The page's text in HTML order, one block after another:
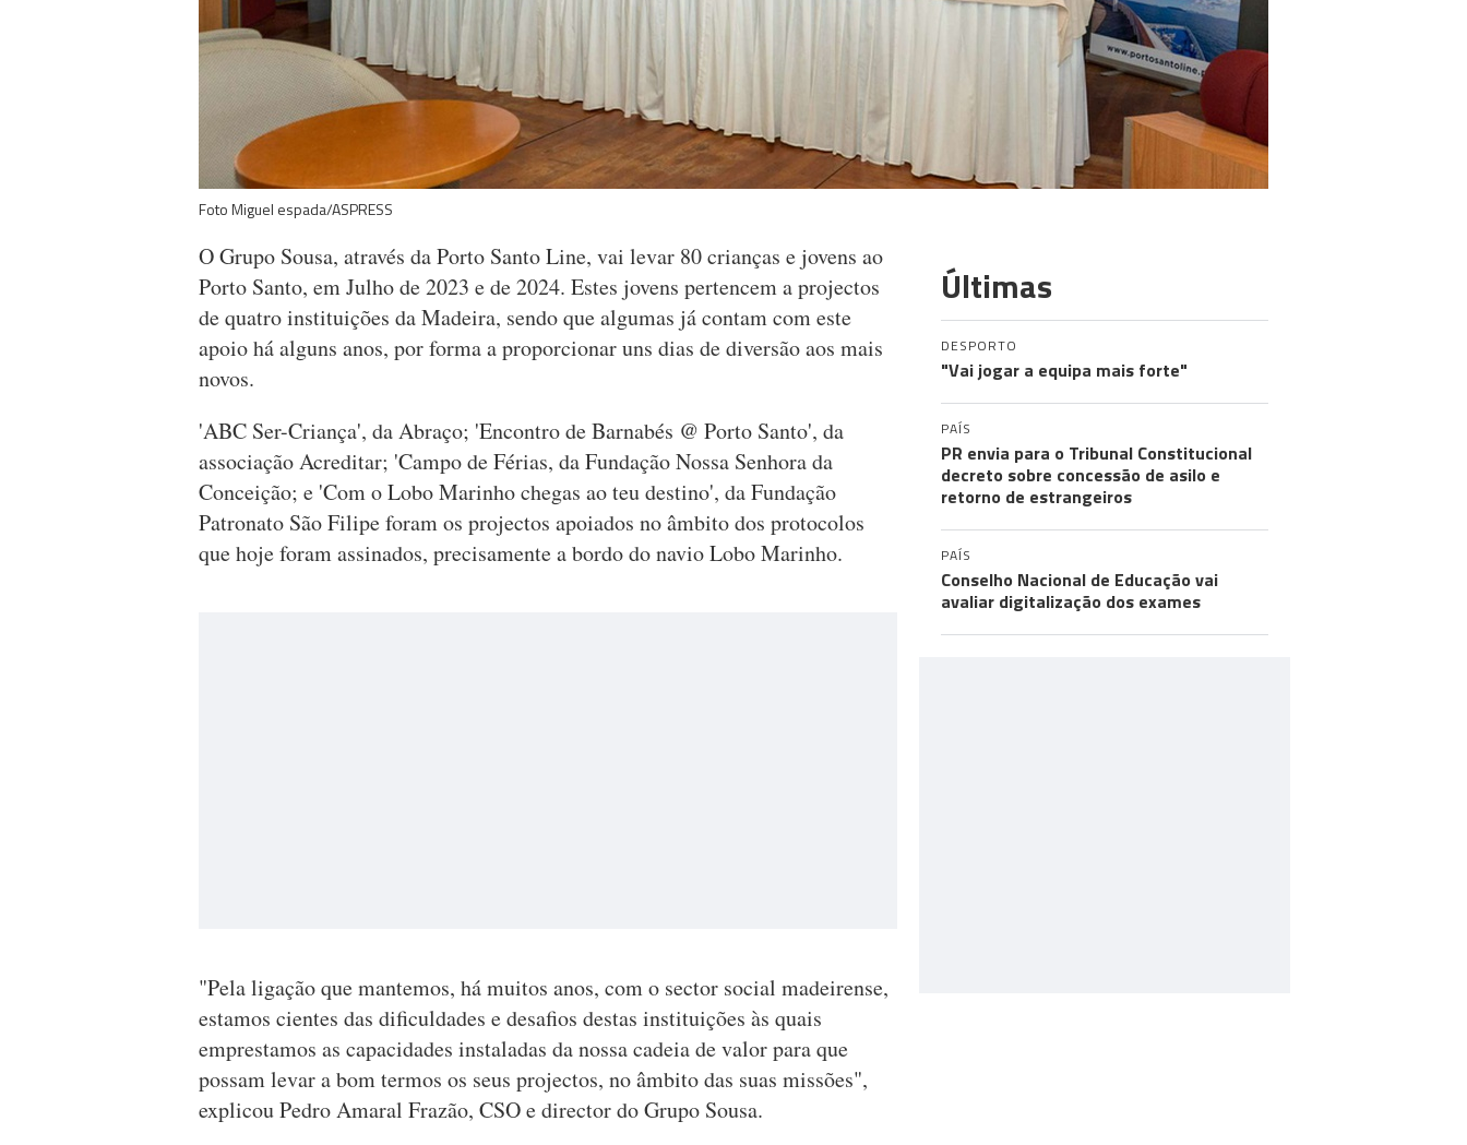
Foto Miguel espada/ASPRESS
O Grupo Sousa, através da Porto Santo Line, vai levar 80 crianças e jovens ao
Porto Santo, em Julho de 2023 e de 2024. Estes jovens pertencem a projectos
de quatro instituições da Madeira, sendo que algumas já contam com este
apoio há alguns anos, por forma a proporcionar uns dias de diversão aos mais
novos.
'ABC Ser-Criança', da Abraço; 'Encontro de Barnabés @ Porto Santo', da
associação Acreditar; 'Campo de Férias, da Fundação Nossa Senhora da
Conceição; e 'Com o Lobo Marinho chegas ao teu destino', da Fundação
Patronato São Filipe foram os projectos apoiados no âmbito dos protocolos
que hoje foram assinados, precisamente a bordo do navio Lobo Marinho.
"Pela ligação que mantemos, há muitos anos, com o sector social madeirense,
estamos cientes das dificuldades e desafios destas instituições às quais
emprestamos as capacidades instaladas da nossa cadeia de valor para que
possam levar a bom termos os seus projectos, no âmbito das suas missões",
explicou Pedro Amaral Frazão, CSO e director do Grupo Sousa.
Últimas
DESPORTO
"Vai jogar a equipa mais forte"
PAÍS
PR envia para o Tribunal Constitucional
decreto sobre concessão de asilo e
retorno de estrangeiros
PAÍS
Conselho Nacional de Educação vai
avaliar digitalização dos exames